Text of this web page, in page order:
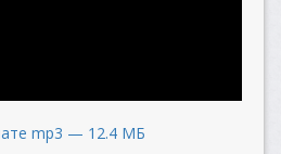
mp3 — 12.4 МБ